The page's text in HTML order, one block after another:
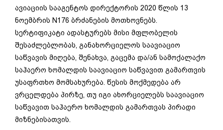
ავიაციის სააგენტოს დირექტორის 2020 წლის 13
ნოემბრის N176 ბრძანების მოთხოვნებს.
სერტიფიკატი ადასტურებს მისი მფლობელის
შესაძლებლობას, განახორციელოს საავიაციო
საწვავის მიღება, შენახვა, გაცემა და/ან სამოქალაქო
საჰაერო ხომალდის საავიაციო საწვავით გამართვის
უსაფრთხო მომსახურება. წესის მოქმედება არ
ვრცელდება პირზე, თუ იგი ახორციელებს საავიაციო
საწვავით საჰაერო ხომალდის გამართვას პირადი
მიზნებისათვის.